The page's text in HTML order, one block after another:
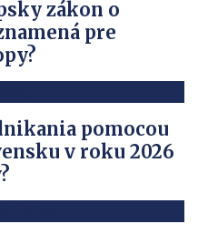
zákon o
pre
pomocou
v roku 2026